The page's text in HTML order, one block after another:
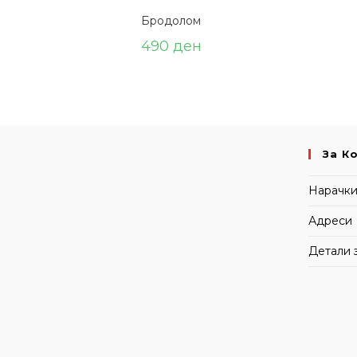
Бродолом
490 ден
За
Нарачки
Адреси
Детали